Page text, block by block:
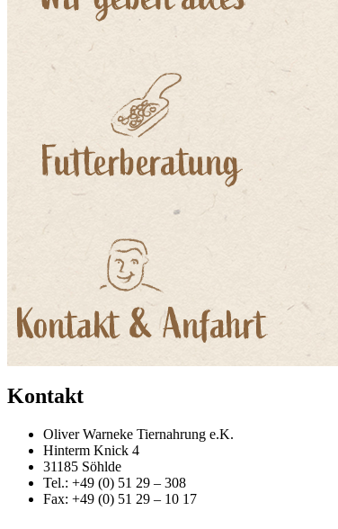
Kontakt
Oliver Warneke Tiernahrung e.K.
Hinterm Knick 4
31185 Söhlde
Tel.: +49 (0) 51 29 – 308
Fax: +49 (0) 51 29 – 10 17